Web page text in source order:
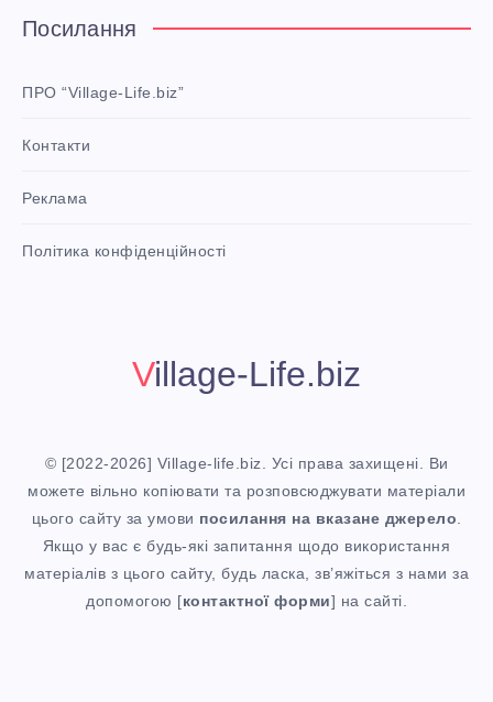
Б
О
Т
Ы
,
И
М
У
З
e
e
i
i
Посилання
ПРО “Village-Life.biz”
Контакти
Реклама
Політика конфіденційності
Village-Life.biz
© [2022-2026] Village-life.biz. Усі права захищені. Ви
можете вільно копіювати та розповсюджувати матеріали
цього сайту за умови посилання на вказане джерело.
Якщо у вас є будь-які запитання щодо використання
матеріалів з цього сайту, будь ласка, зв’яжіться з нами за
допомогою [контактної форми] на сайті.